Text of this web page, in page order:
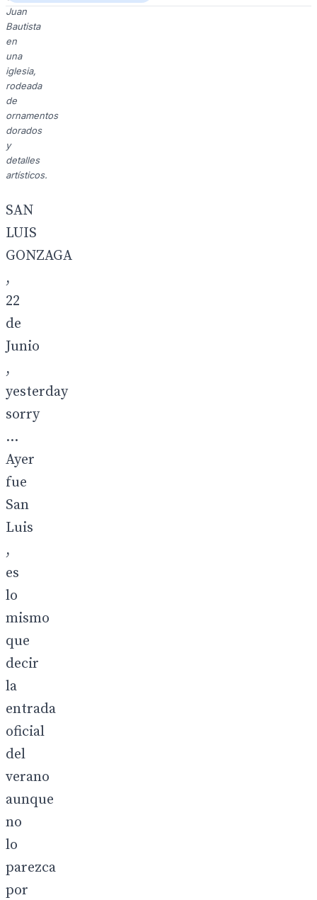
Juan
Bautista
en
una
iglesia,
rodeada
de
ornamentos
dorados
y
detalles
artísticos.
SAN
LUIS
GONZAGA
,
22
de
Junio
,
yesterday
sorry
...
Ayer
fue
San
Luis
,
es
lo
mismo
que
decir
la
entrada
oficial
del
verano
aunque
no
lo
parezca
por